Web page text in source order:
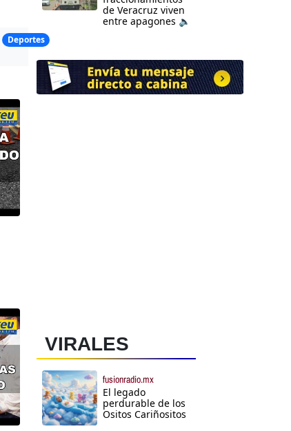
Deportes
de Veracruz viven
entre apagones 🔈
VIRALES
fusionradio.mx
El legado
perdurable de los
Ositos Cariñositos